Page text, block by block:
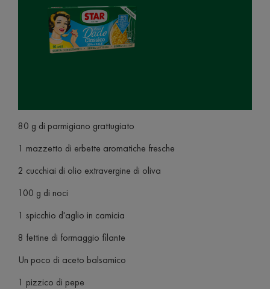
80 g di parmigiano grattugiato
1 mazzetto di erbette aromatiche fresche
2 cucchiai di olio extravergine di oliva
100 g di noci
1 spicchio d'aglio in camicia
8 fettine di formaggio filante
Un poco di aceto balsamico
1 pizzico di pepe